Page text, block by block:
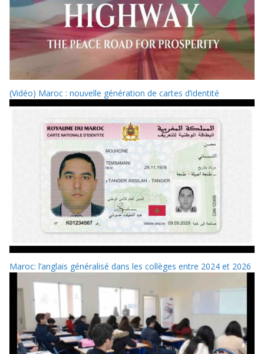
(Vidéo) Maroc : nouvelle génération de cartes d’identité
Maroc: l’anglais généralisé dans les collèges entre 2024 et 2026